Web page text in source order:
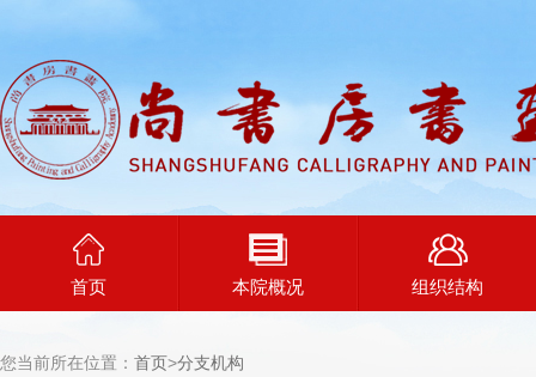
首页 本院概况 组织结构
您当前所在位置： 首页>分支机构